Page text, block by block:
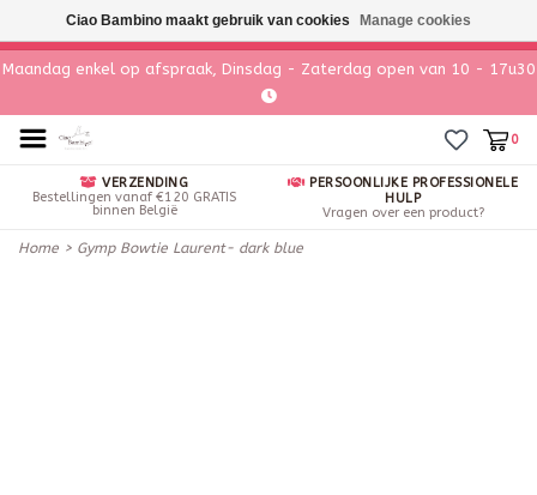
Maandag enkel op afspraak, Dinsdag - Zaterdag open van 10 - 17u30
0
VERZENDING
Bestellingen vanaf €120 GRATIS
binnen België
PERSOONLIJKE PROFESSIONELE
HULP
Vragen over een product?
Home > Gymp Bowtie Laurent- dark blue
Ciao Bambino maakt gebruik van cookies Manage cookies